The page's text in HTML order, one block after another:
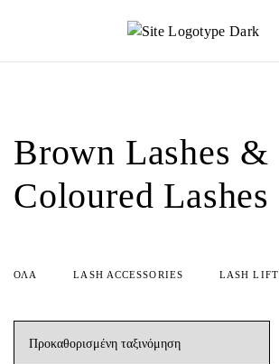
Brown Lashes &
Coloured Lashes
ΟΛΑ LASH ACCESSORIES LASH LIFT